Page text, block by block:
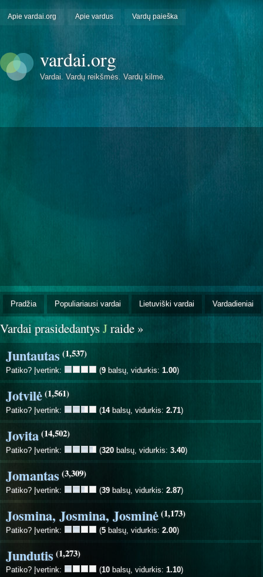
Apie vardai.org Apie vardus Vardų paieška
vardai.org
Vardai. Vardų reikšmės. Vardų kilmė.
Pradžia Populiariausi vardai Lietuviški vardai Vardadieniai
Vardai prasidedantysJraide »
Juntautas (1,537)
Patiko? Įvertink: (9 balsų, vidurkis: 1.00)
Jotvilė(1,561)
Patiko? Įvertink: (14balsų, vidurkis: 2.71)
Jovita(14,502)
Patiko? Įvertink: (320 balsų, vidurkis: 3.40)
Jomantas (3,309)
Patiko? Įvertink: (39 balsų, vidurkis: 2.87)
Josmina, Josmina, Josminė(1,173)
Patiko? Įvertink: (5 balsų, vidurkis: 2.00)
Jundutis(1,273)
Patiko? Įvertink: (10 balsų, vidurkis: 1.10)